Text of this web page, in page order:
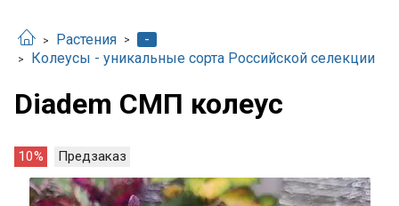
Растения
-
Колеусы - уникальные сорта Российской селекции
Diadem СМП колеус
10% Предзаказ